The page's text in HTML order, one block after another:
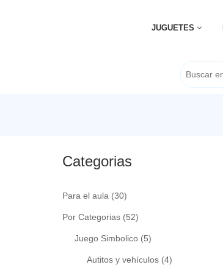
JUGUETES
Categorias
Para el aula (30)
Por Categorias (52)
Juego Simbolico (5)
Autitos y vehículos (4)